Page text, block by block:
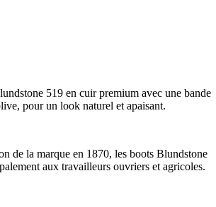
519 en cuir premium avec une bande
pour un look naturel et apaisant.
de la marque en 1870, les boots Blundstone
aux travailleurs ouvriers et agricoles.